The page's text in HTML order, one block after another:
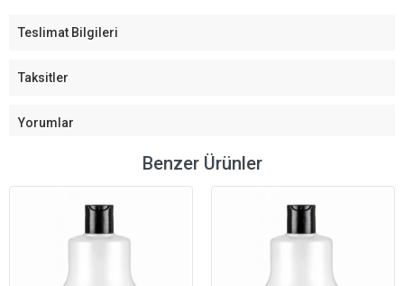
Teslimat Bilgileri
Taksitler
Yorumlar
Benzer Ürünler